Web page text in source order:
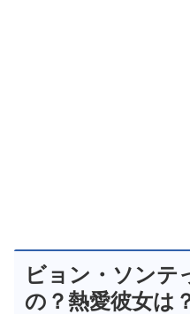
ビョン・ソンテ
の？熱愛彼女は